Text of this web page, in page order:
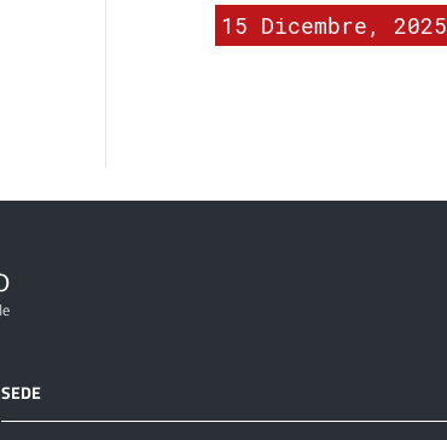
15 Dicembre, 2025
SEDE